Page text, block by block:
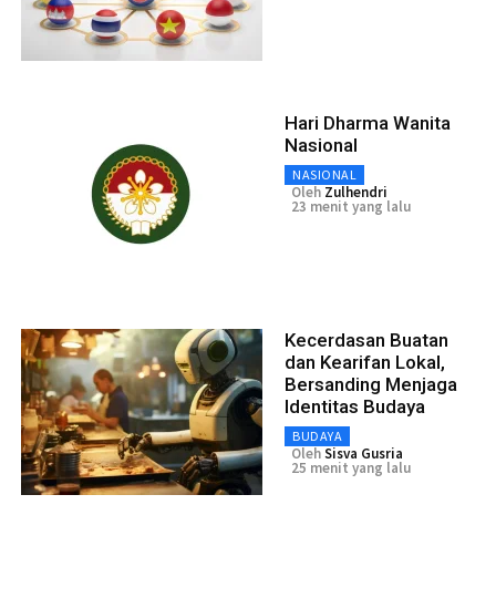
Hari Dharma Wanita
Nasional
NASIONAL
Oleh Zulhendri
23 menit yang lalu
Kecerdasan Buatan
dan Kearifan Lokal,
Bersanding Menjaga
Identitas Budaya
BUDAYA
OlehSisva Gusria
25 menit yang lalu